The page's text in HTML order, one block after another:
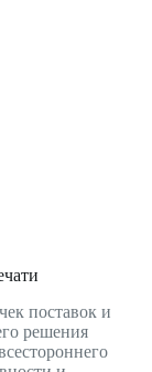
поставок и
решения